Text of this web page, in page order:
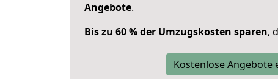
Angebote.
Bis zu 60 % der Umzugskosten sparen,
Kostenlose Angebote